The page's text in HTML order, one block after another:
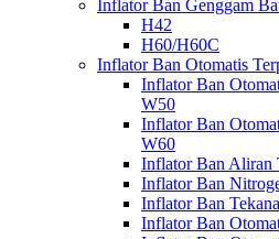
Inflator Ban Genggam
H42
H60/H60C
Inflator Ban Otomatis
Inflator Ban
W50
Inflator Ban
W60
Inflator Ban Aliran
Inflator Ban
Inflator Ban
Inflator Ban